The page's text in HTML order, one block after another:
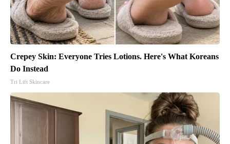
Crepey Skin: Everyone Tries Lotions. Here's What Koreans
Do Instead
Tri Lift Skincare